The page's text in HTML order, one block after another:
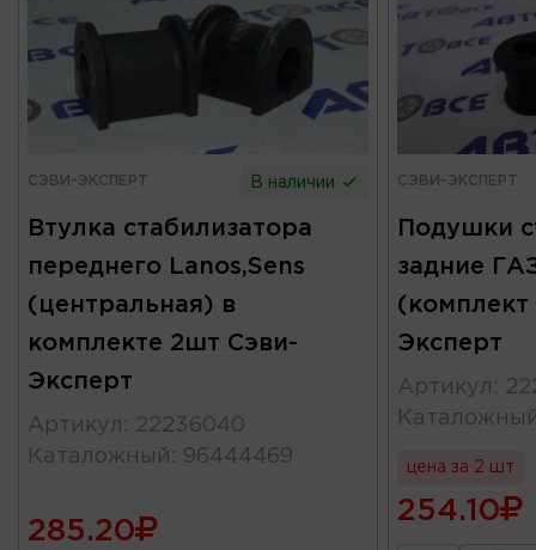
СЭВИ-ЭКСПЕРТ В наличии
Втулка стабилизатора
переднего Lanos,Sens
(центральная) в
комплекте 2шт Сэви-
Эксперт
Артикул : 22236040
Каталожный : 96444469
285.20
СЭВИ-ЭКСПЕРТ
Подушки
задние
Эксперт
Артикул :
цена за 2 шт
254.10